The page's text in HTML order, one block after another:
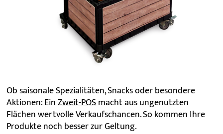
Ob saisonale Spezialitäten, Snacks oder besondere
Aktionen: EinZweit-POSmacht aus ungenutzten
Flächen wertvolle Verkaufschancen. So kommen Ihre
Produkte noch besser zur Geltung.